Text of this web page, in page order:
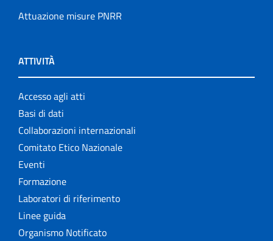
Attuazione misure PNRR
ATTIVITÀ
Accesso agli atti
Basi di dati
Collaborazioni internazionali
Comitato Etico Nazionale
Eventi
Formazione
Laboratori di riferimento
Linee guida
Organismo Notificato